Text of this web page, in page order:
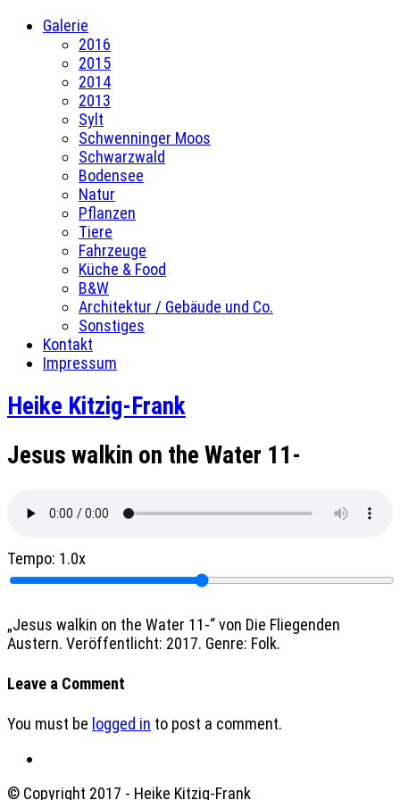
Galerie
2016
2015
2014
2013
Sylt
Schwenninger Moos
Schwarzwald
Bodensee
Natur
Pflanzen
Tiere
Fahrzeuge
Küche & Food
B&W
Architektur / Gebäude und Co.
Sonstiges
Kontakt
Impressum
Heike Kitzig-Frank
Jesus walkin on the Water 11-
Tempo: 1.0x
„Jesus walkin on the Water 11-“ von Die Fliegenden
Austern. Veröffentlicht: 2017. Genre: Folk.
Leave a Comment
You must be logged in to post a comment.
© Copyright 2017 - Heike Kitzig-Frank